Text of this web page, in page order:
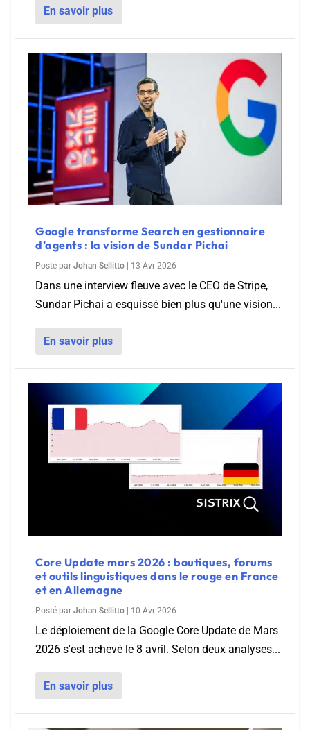
En savoir plus
Google transforme Search en gestionnaire
d’agents : la vision de Sundar Pichai
Posté par Johan Sellitto 13 Avr 2026
Dans une interview fleuve avec le CEO de Stripe,
Sundar Pichai a esquissé bien plus qu'une vision...
En savoir plus
Core Update mars 2026 : boutiques, forums
et outils linguistiques dans le rouge en France
et en Allemagne
Posté par Johan Sellitto | 10 Avr 2026
Le déploiement de la Google Core Update de Mars
2026 s'est achevé le 8 avril. Selon deux analyses...
En savoir plus